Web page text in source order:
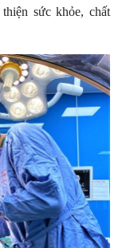
sức khỏe, chất